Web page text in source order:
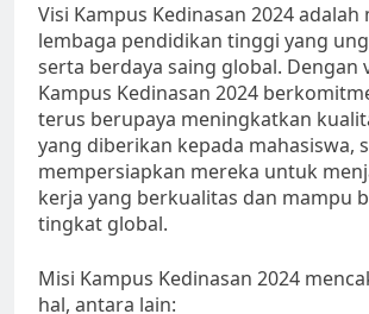
Visi Kampus Kedinasan 2024 adalah
lembaga pendidikan tinggi yang
serta berdaya saing global. Dengan
Kampus Kedinasan 2024
terus berupaya meningkatkan
yang diberikan kepada mahasiswa,
mempersiapkan mereka untuk
kerja yang berkualitas dan mampu
tingkat global.
Misi Kampus Kedinasan 2024
hal, antara lain: